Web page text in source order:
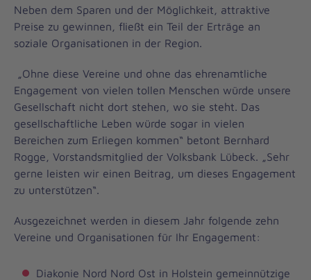
Neben dem Sparen und der Möglichkeit, attraktive
Preise zu gewinnen, fließt ein Teil der Erträge an
soziale Organisationen in der Region.
„Ohne diese Vereine und ohne das ehrenamtliche
Engagement von vielen tollen Menschen würde unsere
Gesellschaft nicht dort stehen, wo sie steht. Das
gesellschaftliche Leben würde sogar in vielen
Bereichen zum Erliegen kommen“ betont Bernhard
Rogge, Vorstandsmitglied der Volksbank Lübeck. „Sehr
gerne leisten wir einen Beitrag, um dieses Engagement
zu unterstützen“.
Ausgezeichnet werden in diesem Jahr folgende zehn
Vereine und Organisationen für Ihr Engagement:
Diakonie Nord Nord Ost in Holstein gemeinnützige